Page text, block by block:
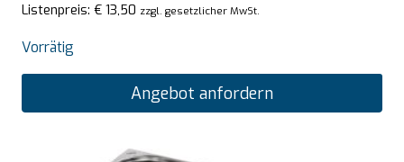
Listenpreis: € 13,50 zzgl. gesetzlicher MwSt.
Vorrätig
Angebot anfordern